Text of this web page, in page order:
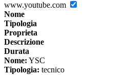
www.youtube.com
Nome
Tipologia
Proprieta
Descrizione
Durata
Nome: YSC
Tipologia: tecnico